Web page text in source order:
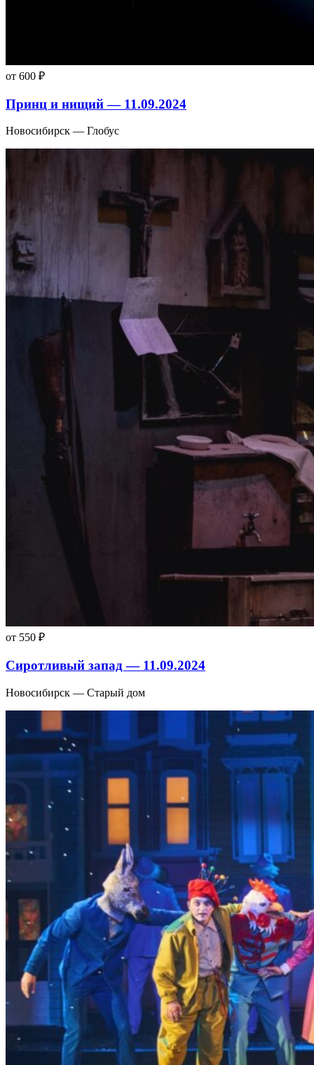
от 600 ₽
Принц и нищий — 11.09.2024
Новосибирск — Глобус
от 550 ₽
Сиротливый запад — 11.09.2024
Новосибирск — Старый дом